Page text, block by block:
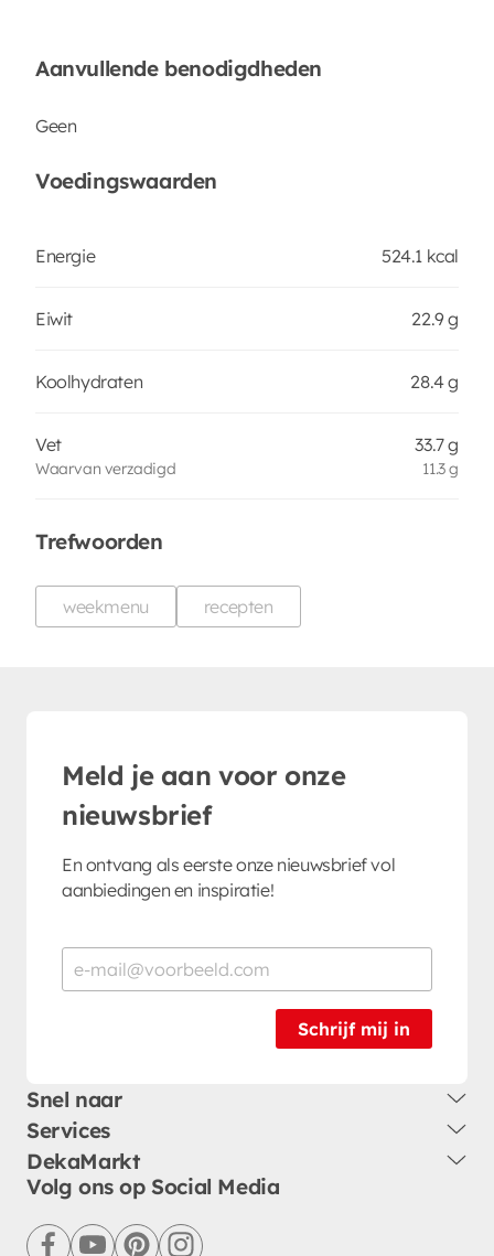
Aanvullende benodigdheden
Geen
Voedingswaarden
Energie 524.1 kcal
Eiwit 22.9 g
Koolhydraten 28.4 g
Vet 33.7 g
Waarvan verzadigd 11.3 g
Trefwoorden
weekmenu recepten
Meld je aan voor onze
nieuwsbrief
En ontvang als eerste onze nieuwsbrief vol
aanbiedingen en inspiratie!
Schrijf mij in
Snel naar
Services
DekaMarkt
Volg ons op Social Media